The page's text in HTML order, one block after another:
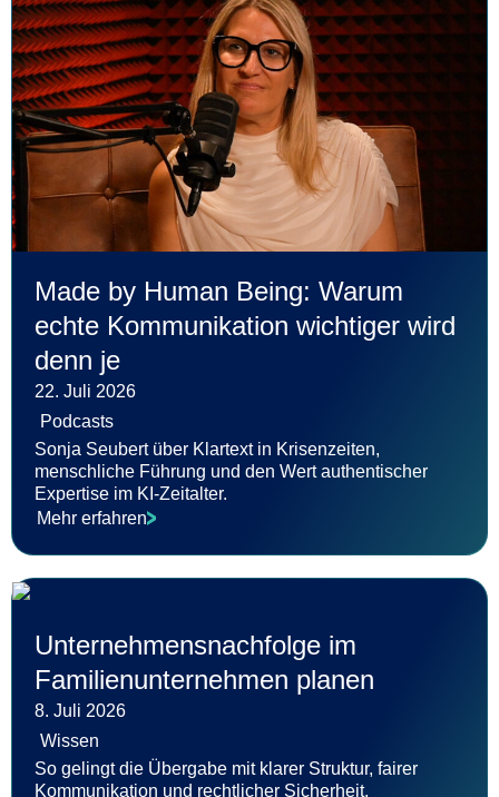
Made by Human Being: Warum
echte Kommunikation wichtiger wird
denn je
22. Juli 2026
Podcasts
Sonja Seubert über Klartext in Krisenzeiten,
menschliche Führung und den Wert authentischer
Expertise im KI-Zeitalter.
Mehr erfahren
Unternehmensnachfolge im
Familienunternehmen planen
8. Juli 2026
Wissen
So gelingt die Übergabe mit klarer Struktur, fairer
Kommunikation und rechtlicher Sicherheit.